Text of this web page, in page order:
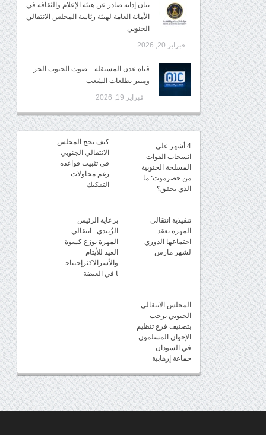
بيان إدانة صادر عن هيئة الإعلام والثقافة في
الأمانة العامة لهيئة رئاسة المجلس الانتقالي
الجنوبي
فبراير 20, 2026
قناة عدن المستقلة .. صوت الجنوب الحر
ومنبر تطلعات الشعب
فبراير 19, 2026
4 أشهر على
انسحاب القوات
المسلحة الجنوبية
من حضرموت: ما
الذي تحقق؟
كيف نجح المجلس
الانتقالي الجنوبي
في تثبيت قواعده
رغم محاولات
التفكيك
تنفيذية انتقالي
المهرة تعقد
اجتماعها الدوري
لشهر مارس
برعاية الرئيس
الزُبيدي.. انتقالي
المهرة يوزع كسوة
العيد للأيتام
والأسرالاكثرإحتياج
ا في الغيضة
المجلس الانتقالي
الجنوبي يرحب
بتصنيف فرع تنظيم
الإخوان المسلمون
في السودان
جماعة إرهابية